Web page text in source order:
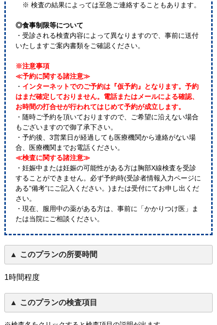
※ 検査の結果によっては至急ご連絡することもあります。
◎食事制限等について
・受診される検査内容によって異なりますので、事前に送付
いたしますご案内書類をご確認ください。
※注意事項
≪予約に関する諸注意≫
・ インターネットでのご予約は『仮予約』となります。予約
はまだ確定しておりません。電話またはメールによる確認、
お時間の打合せが行われてはじめて予約が成立します。
・随時ご予約を頂いておりますので、ご希望に沿えない場合
もございますので御了承下さい。
・予約後、3営業日が経過しても医療機関から連絡がない場
合、医療機関までお電話ください。
≪検査に関する諸注意≫
・妊娠中または妊娠の可能性がある方は胸部X線検査を受診
することができません。必ず予約時(受診者情報入力ページに
ある"備考"にご記入ください。)または受付にてお申し出くだ
さい。
・現在、服用中の薬がある方は、事前に「かかりつけ医」ま
たは当院にご相談ください。
このプランの所要時間
1時間程度
このプランの検査項目